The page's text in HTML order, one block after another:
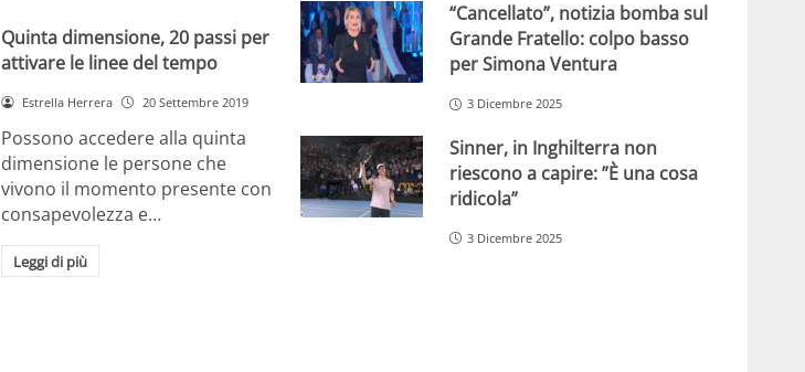
Quinta dimensione, 20 passi per
attivare le linee del tempo
Estrella Herrera 20 Settembre 2019
Possono accedere alla quinta
dimensione le persone che
vivono il momento presente con
consapevolezza e…
Leggi di più
“Cancellato”, notizia bomba sul
Grande Fratello: colpo basso
per Simona Ventura
3 Dicembre 2025
Sinner, in Inghilterra non
riescono a capire: ”È una cosa
ridicola”
3 Dicembre 2025